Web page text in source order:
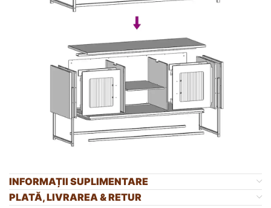
INFORMAȚII SUPLIMENTARE
PLATĂ, LIVRAREA & RETUR